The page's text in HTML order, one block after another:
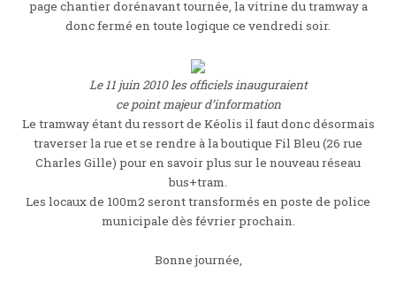
page chantier dorénavant tournée, la vitrine du tramway a
donc fermé en toute logique ce vendredi soir.
Le 11 juin 2010 les officiels inauguraient
ce point majeurd’information
Le tramway étant du ressort de Kéolis il faut donc désormais
traverser la rue et se rendre à la boutique Fil Bleu (26 rue
Charles Gille) pour en savoir plus sur le nouveau réseau
bus+tram.
Les locaux de 100m2 seront transformés en poste de police
municipale dès février prochain.
Bonne journée,